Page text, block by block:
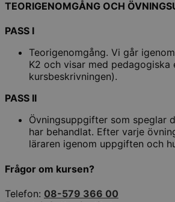
TEORIGENOMGÅNG OCH
PASS I
Teorigenomgång. Vi går
K2 och visar med pedagogiska
kursbeskrivningen).
PASS II
Övningsuppgifter som speglar
har behandlat. Efter varje
läraren igenom uppgiften och
Frågor om kursen?
Telefon: 08-579 366 00